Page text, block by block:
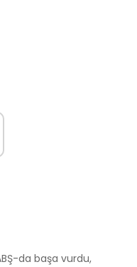
da başa vurdu,